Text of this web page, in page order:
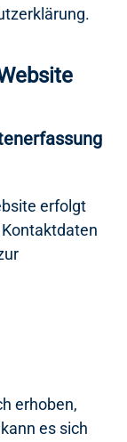
erfolgt
erhoben,
es sich